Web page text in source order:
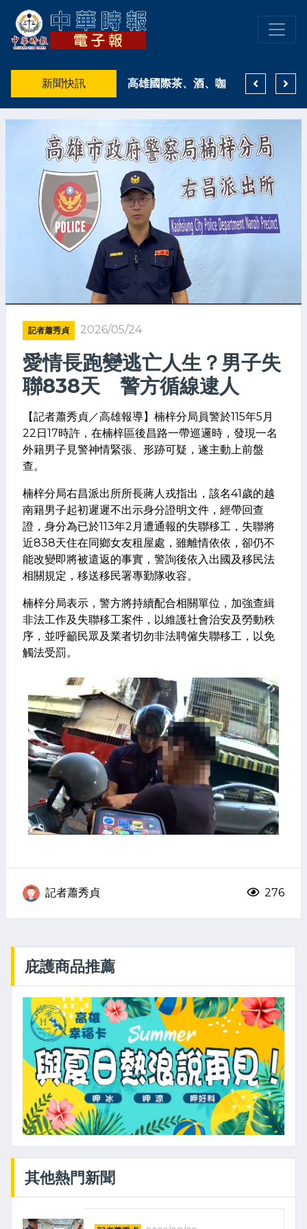
新聞快訊 高雄國際茶、酒、咖啡暨食品展前進高雄展覽館 首次橫跨南北雙館 共創港都飲食派對
記者蕭秀貞 2026/05/24
愛情長跑變逃亡人生？男子失
聯838天 警方循線逮人
【記者蕭秀貞／高雄報導】楠梓分局員警於115年5月
22日17時許，在楠梓區後昌路一帶巡邏時，發現一名
外籍男子見警神情緊張、形跡可疑，遂主動上前盤
查。
楠梓分局右昌派出所所長蔣人戎指出，該名41歲的越
南籍男子起初遲遲不出示身分證明文件，經帶回查
證，身分為已於113年2月遭通報的失聯移工，失聯將
近838天住在同鄉女友租屋處，雖離情依依，卻仍不
能改變即將被遣返的事實，警詢後依入出國及移民法
相關規定，移送移民署專勤隊收容。
楠梓分局表示，警方將持續配合相關單位，加強查緝
非法工作及失聯移工案件，以維護社會治安及勞動秩
序，並呼籲民眾及業者切勿非法聘僱失聯移工，以免
觸法受罰。
記者蕭秀貞 276
庇護商品推薦
其他熱門新聞